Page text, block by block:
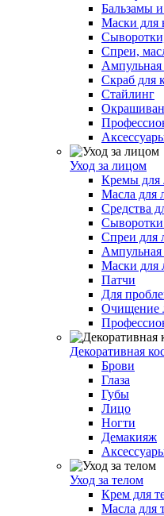
Бальзамы
Маски для
Спреи,
Ампульная
Скраб для
Стайлинг
Уход за лицом
Кремы для
Масла для
Средства
Сыворотки
Спреи для
Ампульная
Маски для
Патчи
Для
Очищение
Декоративная
Брови
Глаза
Губы
Лицо
Ногти
Демакияж
Уход за телом
Крем для
Масла для